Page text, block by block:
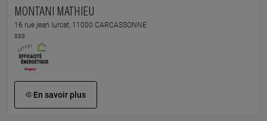
MONTANI MATHIEU
16 rue jean lurcat, 11000 CARCASSONNE
sss
En savoir plus